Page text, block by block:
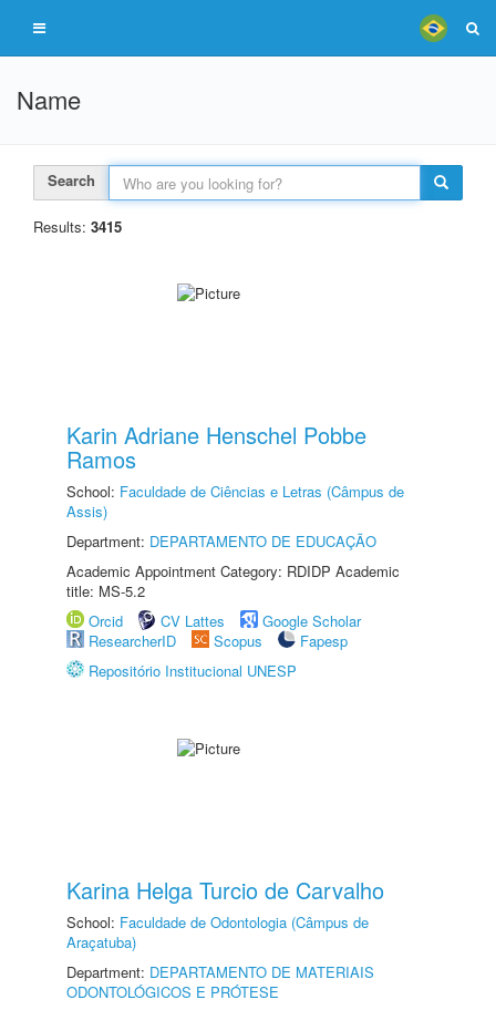
Name
Search
Results: 3415
Karin Adriane Henschel Pobbe
Ramos
School: Faculdade de Ciências e Letras (Câmpus de
Assis)
Department: DEPARTAMENTO DE EDUCAÇÃO
Academic Appointment Category: RDIDP Academic
title: MS-5.2
Orcid
CV Lattes
Google Scholar
ResearcherID
Scopus
Fapesp
Repositório Institucional UNESP
Karina Helga Turcio de Carvalho
School: Faculdade de Odontologia (Câmpus de
Araçatuba)
Department: DEPARTAMENTO DE MATERIAIS
ODONTOLÓGICOS E PRÓTESE